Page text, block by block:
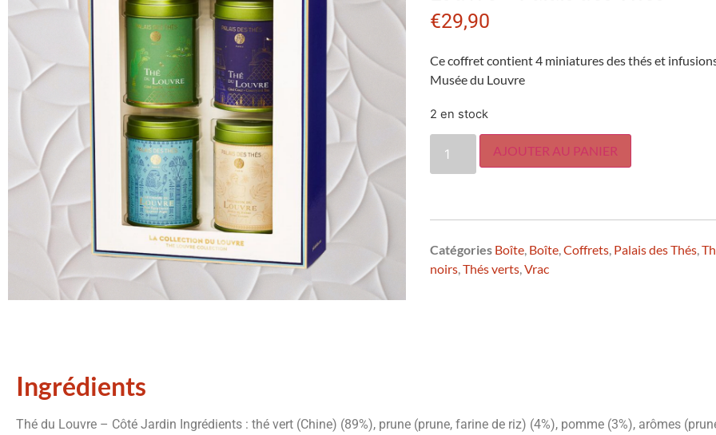
€29,90
Ce coffret contient 4 miniatures des thés et
Musée du Louvre
2 en stock
AJOUTER AU PANIER
Catégories Boîte, Boîte,Coffrets, Palais des Thés,
noirs,Thés verts,Vrac
Ingrédients
Thé du Louvre – Côté Jardin Ingrédients : thé vert (Chine) (89%), prune (prune, farine de riz) (4%), pomme (3%), arômes